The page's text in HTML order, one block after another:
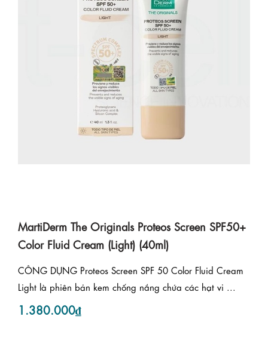
MartiDerm The Originals Proteos Screen SPF50+
Color Fluid Cream (Light) (40ml)
CÔNG DỤNG Proteos Screen SPF 50 Color Fluid Cream
Light là phiên bản kem chống nắng chứa các hạt vi ...
1.380.000₫